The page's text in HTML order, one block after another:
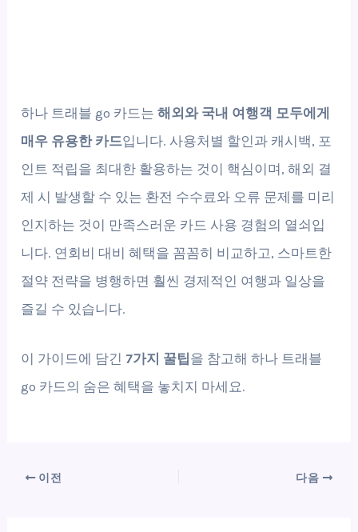
하나 트래블 go 카드는해외와 국내 여행객 모두에게
매우 유용한 카드입니다. 사용처별 할인과 캐시백, 포
인트 적립을 최대한 활용하는 것이 핵심이며, 해외 결
제 시 발생할 수 있는 환전 수수료와 오류 문제를 미리
인지하는 것이 만족스러운 카드 사용 경험의 열쇠입
니다. 연회비 대비 혜택을 꼼꼼히 비교하고, 스마트한
절약 전략을 병행하면 훨씬 경제적인 여행과 일상을
즐길 수 있습니다.
이 가이드에 담긴 7가지 꿀팁을 참고해 하나 트래블
go 카드의 숨은 혜택을 놓치지 마세요.
이전 다음